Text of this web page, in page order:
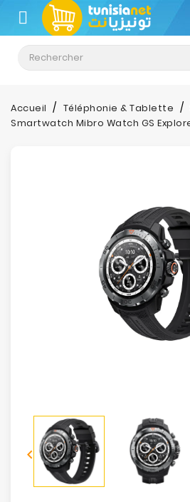
CATÉGORIE
Climatisation
Informatique
Sécurité
Mobilités
Accueil Téléphonie & Tablette
Smartwatch Mibro Watch GS
